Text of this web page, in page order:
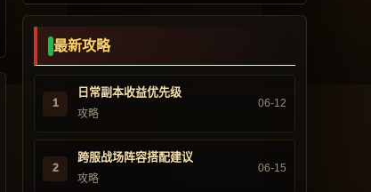
最新攻略
1
日常副本收益优先级
攻略
06-12
2
跨服战场阵容搭配建议
攻略
06-15